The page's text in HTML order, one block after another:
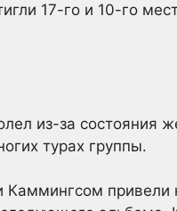
17-го и 10-го
из-за состояния
турах группы.
привели